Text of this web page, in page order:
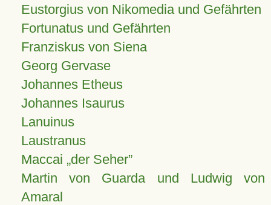
Eustorgius von Nikomedia und Gefährten
Fortunatus und Gefährten
Franziskus von Siena
Georg Gervase
Johannes Etheus
Johannes Isaurus
Lanuinus
Laustranus
Maccai „der Seher”
Martin von Guarda und Ludwig von
Amaral